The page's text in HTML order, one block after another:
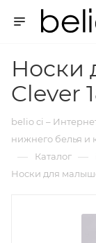
Носки
Clever
belio ci –
нижнего белья и
— Каталог —
Носки для